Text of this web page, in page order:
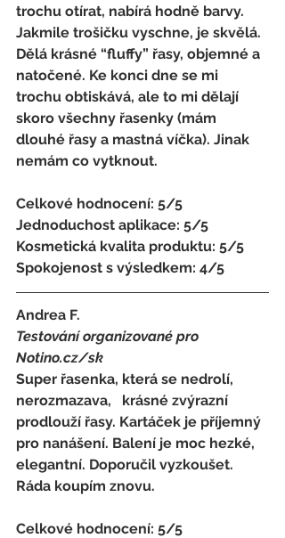
trochu otírat, nabírá hodně barvy.
Jakmile trošičku vyschne, je skvělá.
Dělá krásné “fluffy” řasy, objemné a
natočené. Ke konci dne se mi
trochu obtiskává, ale to mi dělají
skoro všechny řasenky (mám
dlouhé řasy a mastná víčka). Jinak
nemám co vytknout.
Celkové hodnocení: 5/5
Jednoduchost aplikace: 5/5
Kosmetická kvalita produktu: 5/5
Spokojenost s výsledkem: 4/5
Andrea F.
Testování organizované pro
Notino.cz/sk
Super řasenka, která se nedrolí,
nerozmazava,   krásné zvýrazní
prodlouží řasy. Kartáček je příjemný
pro nanášení. Balení je moc hezké,
elegantní. Doporučil vyzkoušet.
Ráda koupím znovu.
Celkové hodnocení: 5/5